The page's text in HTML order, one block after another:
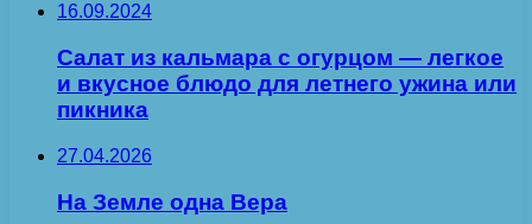
16.09.2024
Салат из кальмара с огурцом — легкое
и вкусное блюдо для летнего ужина или
пикника
27.04.2026
На Земле одна Вера